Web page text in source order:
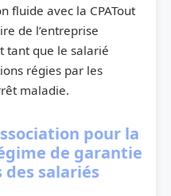
fluide avec la CPATout
de l’entreprise
tant que le salarié
régies par les
maladie.
pour la
de garantie
des salariés